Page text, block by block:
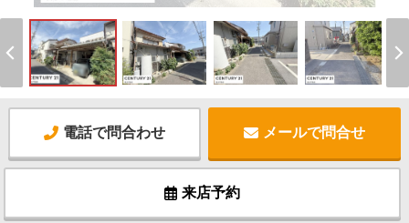
電話で問合わせ メールで問合せ
来店予約